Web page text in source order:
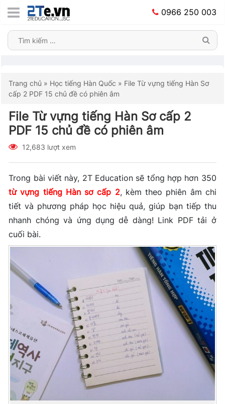
0966 250 003
Trang chủ » Học tiếng Hàn Quốc » File Từ vựng tiếng Hàn Sơ
cấp 2 PDF 15 chủ đề có phiên âm
File Từ vựng tiếng Hàn Sơ cấp 2
PDF 15 chủ đề có phiên âm
12,683 lượt xem
Trong bài viết này, 2T Education sẽ tổng hợp hơn 350
từ vựng tiếng Hàn sơ cấp 2, kèm theo phiên âm chi
tiết và phương pháp học hiệu quả, giúp bạn tiếp thu
nhanh chóng và ứng dụng dễ dàng! Link PDF tải ở
cuối bài.